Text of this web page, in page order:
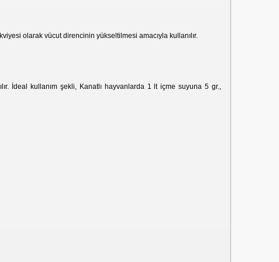
olarak vücut direncinin yükseltilmesi amacıyla kullanılır.
İdeal kullanım şekli, Kanatlı hayvanlarda 1 lt içme suyuna 5 gr.,